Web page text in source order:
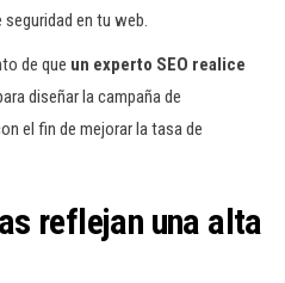
en tu web.
de que un experto SEO realice
diseñar la campaña de
el fin de mejorar la tasa de
reflejan una alta